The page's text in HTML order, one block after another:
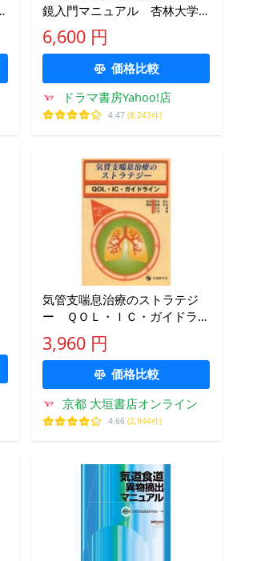
鏡入門マニュアル 杏林大学
呼吸器内科/編 石井晴之/編
集 小林史/編集
6,600 円
価格比較
ドラマ書房Yahoo!店
4.47 (8,243件)
気管支喘息治療のストラテジ
ー ＱＯＬ・ＩＣ・ガイドライ
ン / 宮本昭正／監修 飯倉洋治
／編集 足立満／編集 大田
健／編集
3,960 円
価格比較
京都 大垣書店オンライン
4.66 (2,944件)